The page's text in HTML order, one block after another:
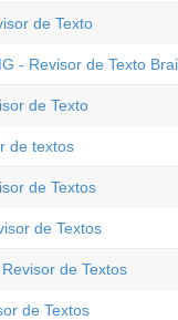
de Texto
- Revisor de Texto
de Texto
de textos
de Textos
de Textos
de Textos
de Textos